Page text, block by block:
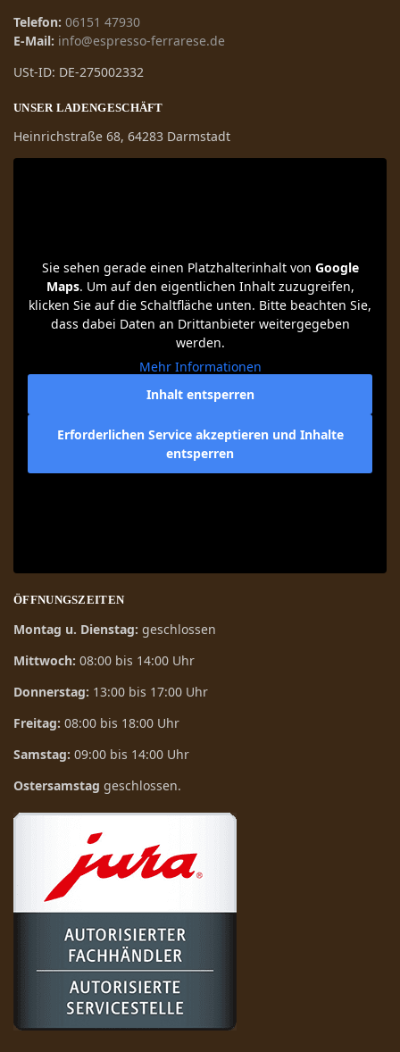
Telefon: 06151 47930
E-Mail: info@espresso-ferrarese.de
USt-ID: DE-275002332
UNSER LADENGESCHÄFT
Heinrichstraße 68, 64283 Darmstadt
Sie sehen gerade einen Platzhalterinhalt von Google
Maps. Um auf den eigentlichen Inhalt zuzugreifen,
klicken Sie auf die Schaltfläche unten. Bitte beachten Sie,
dass dabei Daten an Drittanbieter weitergegeben
werden.
Mehr Informationen
Inhalt entsperren
Erforderlichen Service akzeptieren und Inhalte
entsperren
ÖFFNUNGSZEITEN
Montag u. Dienstag: geschlossen
Mittwoch: 08:00 bis 14:00 Uhr
Donnerstag: 13:00 bis 17:00 Uhr
Freitag: 08:00 bis 18:00 Uhr
Samstag: 09:00 bis 14:00 Uhr
Ostersamstag geschlossen.